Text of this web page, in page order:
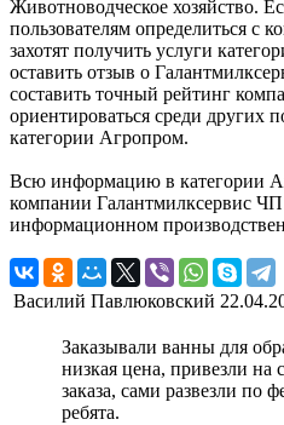
Животноводческое хозяйство.
пользователям определиться с
захотят получить услуги
оставить отзыв о
составить точный рейтинг
ориентироваться среди других
категории Агропром.
Всю информацию в категории
компании Галантмилксервис
информационном
Василий Павлюковский
Заказывали ванны для
низкая цена, привезли
заказа, сами развезли по
ребята.